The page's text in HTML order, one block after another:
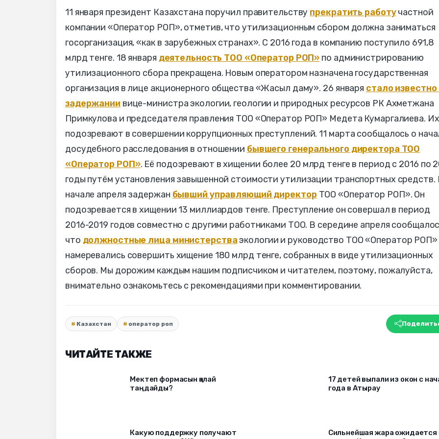
11 января президент Казахстана поручил правительству прекратить работучастной
компании «Оператор РОП», отметив, что утилизационным сбором должна заниматься
госорганизация, «как в зарубежных странах». С 2016 года в компанию поступило 691,8
млрд тенге. 18 января деятельность ТОО «Оператор РОП» по администрированию
утилизационного сбора прекращена. Новым оператором назначена государственная
организация в лице акционерного общества «Жасыл даму». 26 января стало известно
задержании вице-министра экологии, геологии и природных ресурсов РК Ахметжана
Примкулова и председателя правления ТОО «Оператор РОП» Медета Кумаргалиева. Их
подозревают в совершении коррупционных преступлений. 11 марта сообщалось о
досудебного расследования в отношении бывшего генерального директора ТОО
«Оператор РОП». Её подозревают в хищении более 20 млрд тенге в период с 2016 по
годы путём установления завышенной стоимости утилизации транспортных средств.
начале апреля задержан бывший управляющий директор ТОО «Оператор РОП». Он
подозревается в хищении 13 миллиардов тенге. Преступление он совершал в период
2016-2019 годов совместно с другими работниками ТОО. В середине апреля
что должностные лица министерстваэкологии и руководство ТОО «Оператор РОП»
намеревались совершить хищение 180 млрд тенге, собранных в виде утилизационных
сборов. Мы дорожим каждым нашим подписчиком и читателем, поэтому, пожалуйста,
внимательно ознакомьтесь с рекомендациями при комментировании.
Казахстан оператор роп
ЧИТАЙТЕ ТАКЖЕ
Мектеп формасын қалай
таңдайды?
17 детей выпали из окон c
года в Атырау
Какую поддержку получают
Сильнейшая жара ожидается